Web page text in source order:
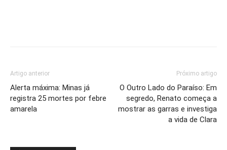
Artigo anterior
Alerta máxima: Minas já
registra 25 mortes por febre
amarela
Próximo artigo
O Outro Lado do Paraíso: Em
segredo, Renato começa a
mostrar as garras e investiga
a vida de Clara